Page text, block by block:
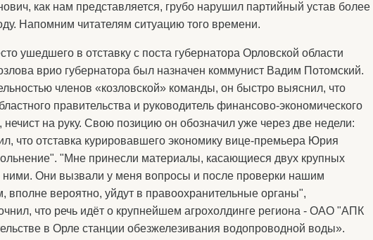
как нам представляется, грубо нарушил партийный устав более
Напомним читателям ситуацию того времени.
ушедшего в отставку с поста губернатора Орловской области
врио губернатора был назначен коммунист Вадим Потомский.
членов «козловской» команды, он быстро выяснил, что
правительства и руководитель финансово-экономического
на руку. Свою позицию он обозначил уже через две недели:
что отставка курировавшего экономику вице-премьера Юрия
"Мне принесли материалы, касающиеся двух крупных
ними. Они вызвали у меня вопросы и после проверки нашим
вполне вероятно, уйдут в правоохранительные органы",
что речь идёт о крупнейшем агрохолдинге региона - ОАО "АПК
в Орле станции обезжелезивания водопроводной воды».